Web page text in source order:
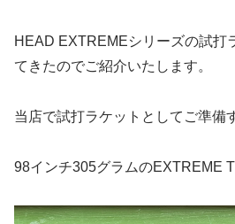
HEAD EXTREMEシリーズの試打
てきたのでご紹介いたします。
当店で試打ラケットとしてご準備
98インチ305グラムのEXTREME